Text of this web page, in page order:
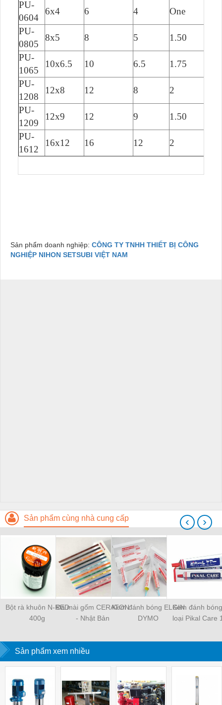
PU-
0604
6x4 6 4 One
PU-
0805
8x5 8 5 1.50
PU-
1065
10x6.5 10 6.5 1.75
PU-
1208
12x8 12 8 2
PU-
1209
12x9 12 9 1.50
PU-
1612
16x12 16 12 2
Sản phẩm doanh nghiệp: CÔNG TY TNHH THIẾT BỊ CÔNG
NGHIỆP NIHON SETSUBI VIỆT NAM
Sản phẩm cùng nhà cung cấp
Bột rà khuôn N-RED
400g
Đá mài gốm CERATON
- Nhật Bản
Kem đánh bóng ELGIN
DYMO
Kem đánh
loại Pikal Care
‹ ›
Sản phẩm xem nhiều